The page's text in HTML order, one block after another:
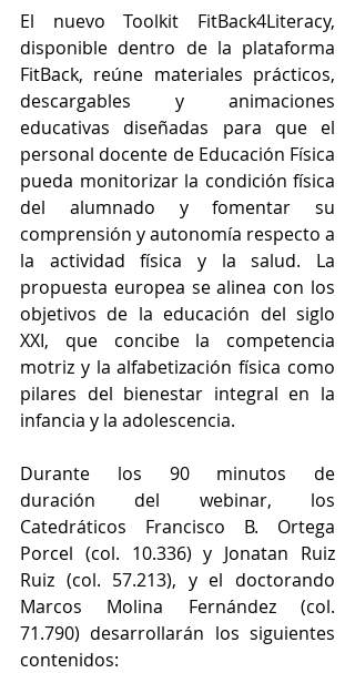
El nuevo Toolkit FitBack4Literacy,
FitBack, reúne materiales prácticos,
descargables y animaciones
educativas diseñadas para que el
personal docente de Educación Física
pueda monitorizar la condición física
del alumnado y fomentar su
comprensión y autonomía respecto a
la actividad física y la salud. La
propuesta europea se alinea con los
objetivos de la educación del siglo
XXI, que concibe la competencia
motriz y la alfabetización física como
pilares del bienestar integral en la
infancia y la adolescencia.
Durante los 90 minutos de
duración del webinar, los
Catedráticos Francisco B. Ortega
Porcel (col. 10.336) y Jonatan Ruiz
Ruiz (col. 57.213), y el doctorando
Marcos Molina Fernández (col.
71.790) desarrollarán los siguientes
contenidos: